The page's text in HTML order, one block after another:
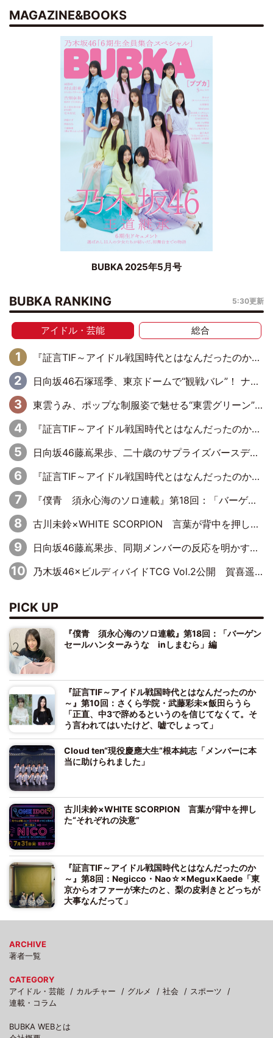
MAGAZINE&BOOKS
BUBKA 2025年5月号
BUBKA RANKING 5:30更新
アイドル・芸能 総合
『証言TIF～アイドル戦国時代とはなんだったのか～』第6回：でんぱ組.inc・古川未鈴×相沢梨紗「『ハロプロやりたかったな』って言ったら、夢眠ねむさんに『てめえはでんぱ組．incなんだよ！』って肩パンされて(笑)」
日向坂46石塚瑶季、東京ドームで“観戦バレ”！ ナイツ・塙も認めた「巨人に詳しすぎるアイドル」は元VENUSスクール生で杉内コーチ推し⁉
東雲うみ、ポップな制服姿で魅せる“東雲グリーン”の正体
『証言TIF～アイドル戦国時代とはなんだったのか～』第8回：Negicco・Nao☆×Megu×Kaede「東京からオファーが来たのと、梨の皮剥きとどっちが大事なんだって」
日向坂46藤嶌果歩、二十歳のサプライズバースデーに大喜び「頼られる先輩になれるように努力していきたい」
『証言TIF～アイドル戦国時代とはなんだったのか～』第10回：さくら学院・武藤彩未×飯田らうら「正直、中3で辞めるというのを信じてなくて。そう言われてはいたけど、嘘でしょって」
『僕青 須永心海のソロ連載』第18回：「バーゲンセールハンターみうな inしまむら」編
古川未鈴×WHITE SCORPION 言葉が背中を押した“それぞれの決意”
日向坂46藤嶌果歩、同期メンバーの反応を明かす「『大人になりましたね』と言って見てくれました」
乃木坂46×ビルディバイドTCG Vol.2公開 賀喜遥香＆田村真佑が『京まふ』ステージに登壇
PICK UP
『僕青 須永心海のソロ連載』第18回：「バーゲン
セールハンターみうな inしまむら」編
『証言TIF～アイドル戦国時代とはなんだったのか
～』第10回：さくら学院・武藤彩未×飯田らうら
「正直、中3で辞めるというのを信じてなくて。そ
う言われてはいたけど、嘘でしょって」
Cloud ten“現役慶應大生”根本純志「メンバーに本
当に助けられました」
古川未鈴×WHITE SCORPION 言葉が背中を押し
た“それぞれの決意”
『証言TIF～アイドル戦国時代とはなんだったのか
～』第8回：Negicco・Nao☆×Megu×Kaede「東
京からオファーが来たのと、梨の皮剥きとどっちが
大事なんだって」
ARCHIVE
著者一覧
CATEGORY
アイドル・芸能
カルチャー グルメ 社会
スポーツ
連載・コラム
BUBKA WEBとは